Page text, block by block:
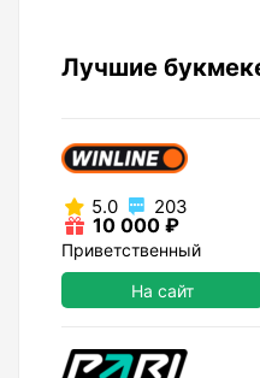
Лучшие
5.0 203
10 000 ₽
Приветственный
На сайт